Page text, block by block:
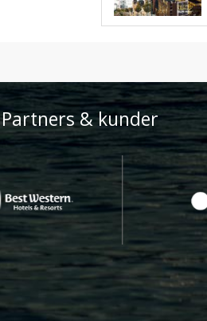
Partners & kunder